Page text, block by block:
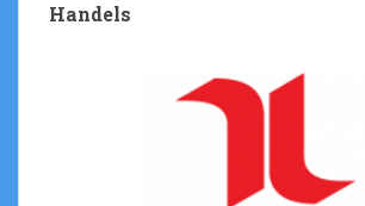
Handels